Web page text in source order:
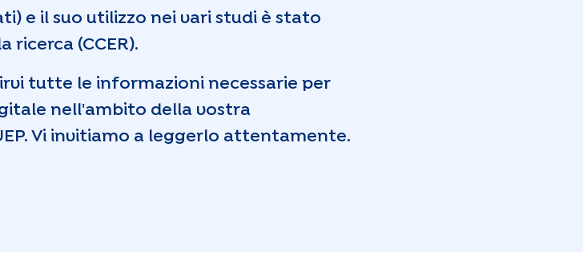
e il suo utilizzo nei vari studi è stato
(CCER).
tutte le informazioni necessarie per
nell'ambito della vostra
Vi invitiamo a leggerlo attentamente.